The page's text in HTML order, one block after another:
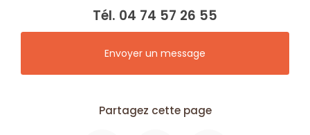
Tél. 04 74 57 26 55
Envoyer un message
Partagez cette page